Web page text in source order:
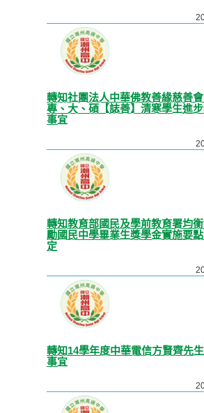
轉知社團法人中華佛教善緣慈善
專、大、碩【誌善】清寒學生進
事宜
轉知教育部國民及學前教育署均
勵國民中學畢業生獎學金實施要
定
轉知14學年度中華電信方賢齊先
事宜